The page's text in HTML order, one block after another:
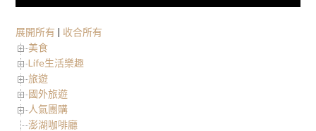
展開所有 | 收合所有
美食
Life生活樂趣
旅遊
國外旅遊
人氣團購
澎湖咖啡廳